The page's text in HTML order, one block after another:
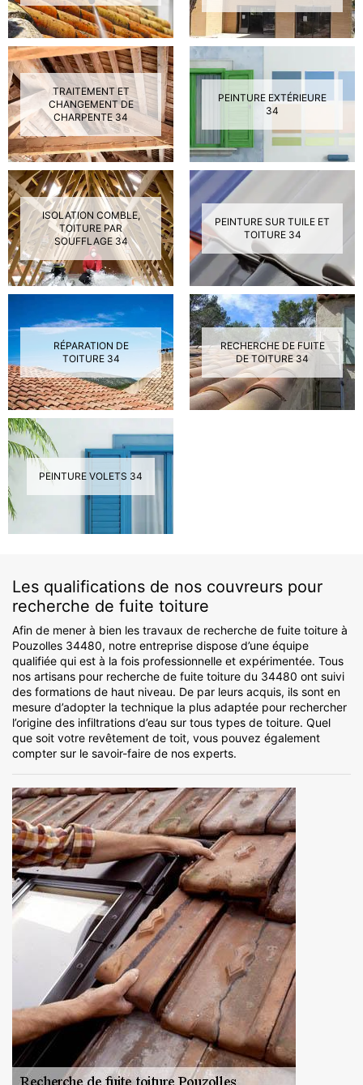
TRAITEMENT ET
CHANGEMENT DE
CHARPENTE 34
PEINTURE EXTÉRIEURE
34
ISOLATION COMBLE,
TOITURE PAR
SOUFFLAGE 34
PEINTURE SUR TUILE ET
TOITURE 34
RÉPARATION DE
TOITURE 34
RECHERCHE DE FUITE
DE TOITURE 34
PEINTURE VOLETS 34
Les qualifications de nos couvreurs pour
recherche de fuite toiture
Afin de mener à bien les travaux de recherche de fuite toiture à
Pouzolles 34480, notre entreprise dispose d’une équipe
qualifiée qui est à la fois professionnelle et expérimentée. Tous
nos artisans pour recherche de fuite toiture du 34480 ont suivi
des formations de haut niveau. De par leurs acquis, ils sont en
mesure d’adopter la technique la plus adaptée pour rechercher
l’origine des infiltrations d’eau sur tous types de toiture. Quel
que soit votre revêtement de toit, vous pouvez également
compter sur le savoir-faire de nos experts.